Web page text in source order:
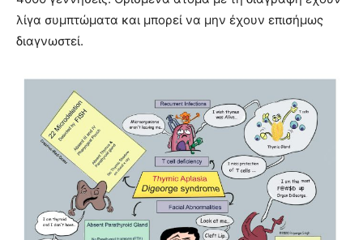
λίγα συμπτώματα και μπορεί να μην έχουν επισήμως
διαγνωστεί.